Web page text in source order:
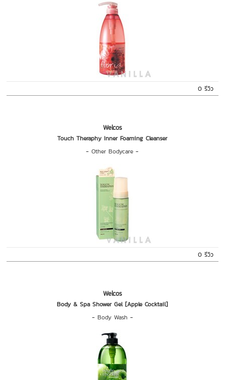
0 รีวิว
Welcos
Touch Theraphy Inner Foaming Cleanser
-Other Bodycare -
0 รีวิว
Welcos
Body & Spa Shower Gel [Apple Cocktail]
- Body Wash -